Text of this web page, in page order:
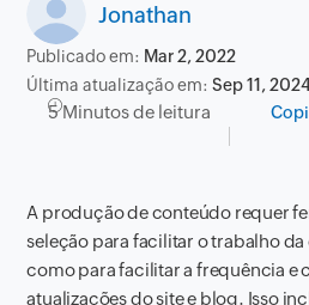
Jonathan
Publicado em: Mar 2, 2022
Última atualização em:Sep 11,
5 Minutos de leitura
A produção de conteúdo requer
seleção para facilitar o trabalho
como para facilitar a frequência e
atualizações do site e blog. Isso